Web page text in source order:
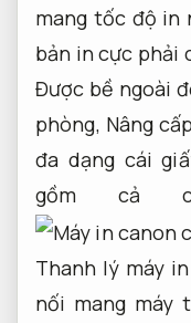
mang tốc độ in
bản in cực phải
Được bề ngoài
phòng, Nâng
đa dạng cái
gồm cả
Thanh lý máy
nối mang máy